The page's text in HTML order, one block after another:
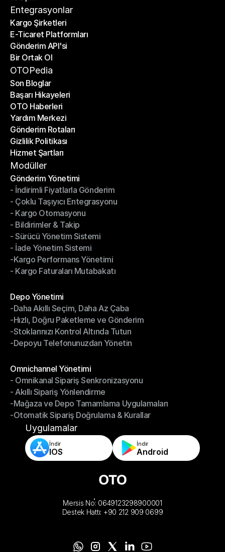
İletişim
Entegrasyonlar
Kargo Şirketleri
Kargo Şirketleri
E-Ticaret Platformları
E-Ticaret Platformları
Gönderim API'si
Gönderim API'si
Bir Ortak Ol
Bir Ortak Ol
OTOPedia
Son Bloglar
Son Bloglar
Başarı Hikayeleri
Başarı Hikayeleri
OTO Haberleri
OTO Haberleri
Yardım Merkezi
Yardım Merkezi
Gönderim Rotaları
Gönderim Rotaları
Gizlilik Politikası
Gizlilik Politikası
Hizmet Şartları
Hizmet Şartları
Modüller
Gönderim Yönetimi
Gönderim Yönetimi
- İndirimli Fiyatlarla Gönderim
- İndirimli Fiyatlarla Gönderim
- Çoklu Taşıyıcı Entegrasyonu
- Çoklu Taşıyıcı Entegrasyonu
- Kargo Otomasyonu
- Kargo Otomasyonu
- Bildirimler & Takip
- Bildirimler & Takip
- Sürücü Yönetim Sistemi
- Sürücü Yönetim Sistemi
- İade Yönetim Sistemi
- İade Yönetim Sistemi
-Kargo Performans Yönetimi
-Kargo Performans Yönetimi
- Kargo Faturaları Mutabakatı
Depo Yönetimi
Depo Yönetimi
-Daha Akıllı Seçim, Daha Az Çaba
-Daha Akıllı Seçim, Daha Az Çaba
-Hızlı, Doğru Paketleme ve Gönderim
-Hızlı, Doğru Paketleme ve Gönderim
-Stoklarınızı Kontrol Altında Tutun
-Stoklarınızı Kontrol Altında Tutun
-Depoyu Telefonunuzdan Yönetin
Omnichannel Yönetimi
Omnichannel Yönetimi
- Omnikanal Sipariş Senkronizasyonu
- Omnikanal Sipariş Senkronizasyonu
- Akıllı Sipariş Yönlendirme
- Akıllı Sipariş Yönlendirme
-Mağaza ve Depo Tamamlama Uygulamaları
-Mağaza ve Depo Tamamlama Uygulamaları
-Otomatik Sipariş Doğrulama & Kurallar
-Otomatik Sipariş Doğrulama & Kurallar
Uygulamalar
İndir
IOS
İndir
Android
Mersis No: 0649123298900001
Destek Hattı: +90 212 909 0699